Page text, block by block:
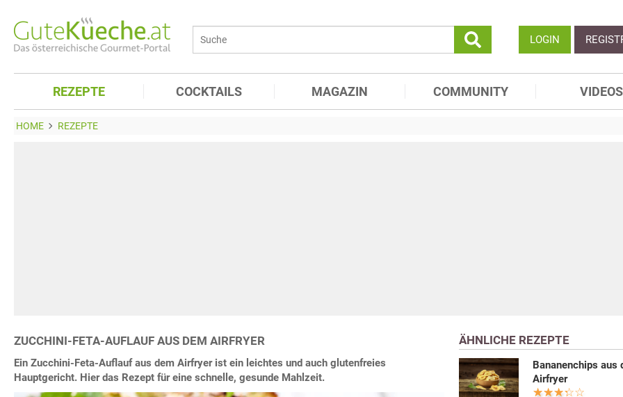
LOGIN
REZEPTE COCKTAILS MAGAZIN COMMUNITY VIDEOS
HOME REZEPTE
ZUCCHINI-FETA-AUFLAUF AUS DEM AIRFRYER
Ein Zucchini-Feta-Auflauf aus dem Airfryer ist ein leichtes und auch glutenfreies
Hauptgericht. Hier das Rezept für eine schnelle, gesunde Mahlzeit.
ÄHNLICHE REZEPTE
Bananenchips aus
Airfryer